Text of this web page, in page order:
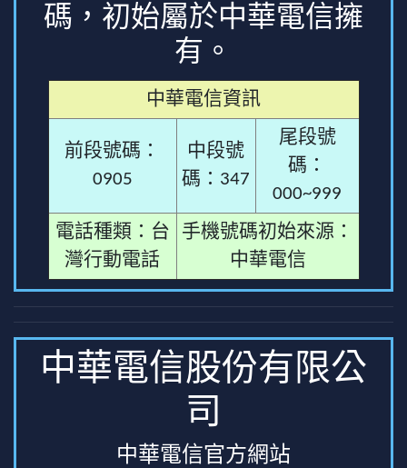
碼，初始屬於中華電信擁
有。
中華電信資訊
前段號碼：
0905
中段號
碼：347
尾段號
碼：
000~999
電話種類：台
灣行動電話
手機號碼初始來源：
中華電信
中華電信股份有限公
司
中華電信官方網站